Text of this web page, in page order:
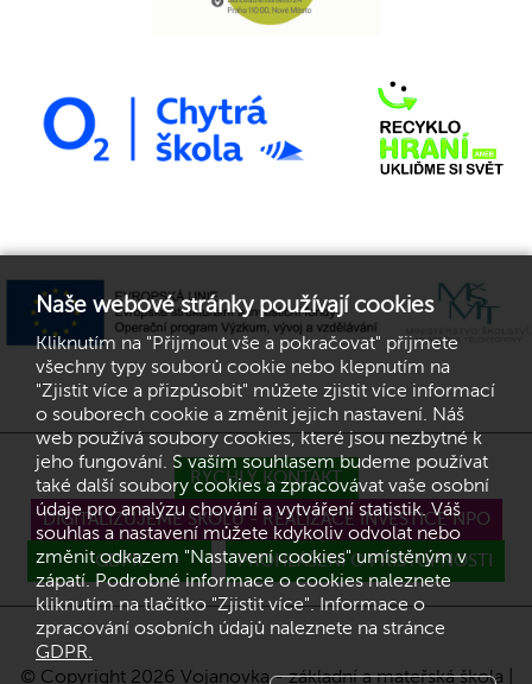
RYCHLÝ KONTAKT
DIGITALIZUJEME ŠKOLU - REALIZACE INVESTICE NPO
GDPR PROHLÁŠENÍ O PŘÍSTUPNOSTI
© Copyright 2026 Vojanovka - základní a mateřská škola |
Naše webové stránky používají cookies
Kliknutím na "Přijmout vše a pokračovat" přijmete
všechny typy souborů cookie nebo klepnutím na
"Zjistit více a přizpůsobit" můžete zjistit více informací
o souborech cookie a změnit jejich nastavení. Náš
web používá soubory cookies, které jsou nezbytné k
jeho fungování. S vaším souhlasem budeme používat
také další soubory cookies a zpracovávat vaše osobní
údaje pro analýzu chování a vytváření statistik. Váš
souhlas a nastavení můžete kdykoliv odvolat nebo
změnit odkazem "Nastavení cookies" umístěným v
zápatí. Podrobné informace o cookies naleznete
kliknutím na tlačítko "Zjistit více". Informace o
zpracování osobních údajů naleznete na stránce
GDPR.